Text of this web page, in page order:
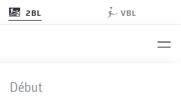
2BL VBL
Début
- STP